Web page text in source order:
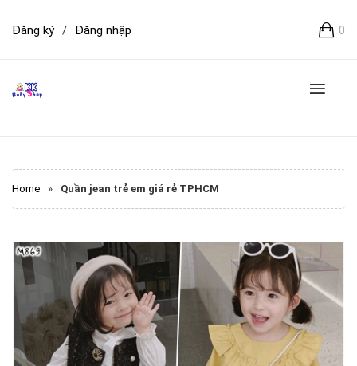
0
Đăng ký / Đăng nhập
Home » Quần jean trẻ em giá rẻ TPHCM